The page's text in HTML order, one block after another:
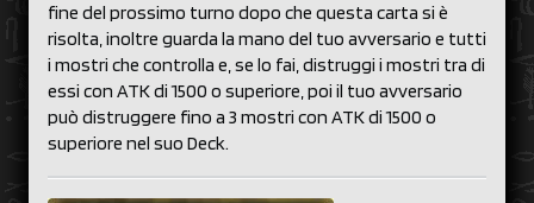
fine del prossimo turno dopo che questa carta si è
risolta, inoltre guarda la mano del tuo avversario e tutti
i mostri che controlla e, se lo fai, distruggi i mostri tra di
essi con ATK di 1500 o superiore, poi il tuo avversario
può distruggere fino a 3 mostri con ATK di 1500 o
superiore nel suo Deck.